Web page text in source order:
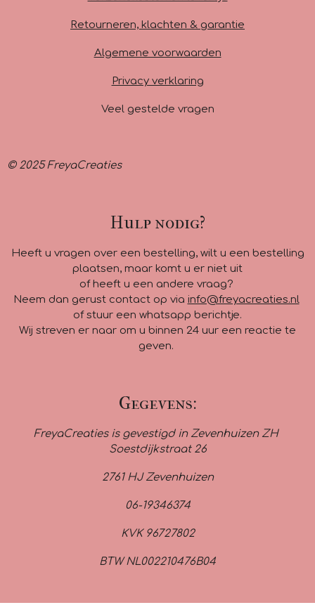
Retourneren, klachten & garantie
Algemene voorwaarden
Privacy verklaring
Veel gestelde vragen
© 2025 FreyaCreaties
Hulp nodig?
Heeft u vragen over een bestelling, wilt u een bestelling
plaatsen, maar komt u er niet uit
of heeft u een andere vraag?
Neem dan gerust contact op via info@freyacreaties.nl
of stuur een whatsapp berichtje.
Wij streven er naar om u binnen 24 uur een reactie te
geven.
Gegevens:
FreyaCreaties is gevestigd in Zevenhuizen ZH
Soestdijkstraat 26
2761 HJ Zevenhuizen
06-19346374
KVK 96727802
BTW NL002210476B04